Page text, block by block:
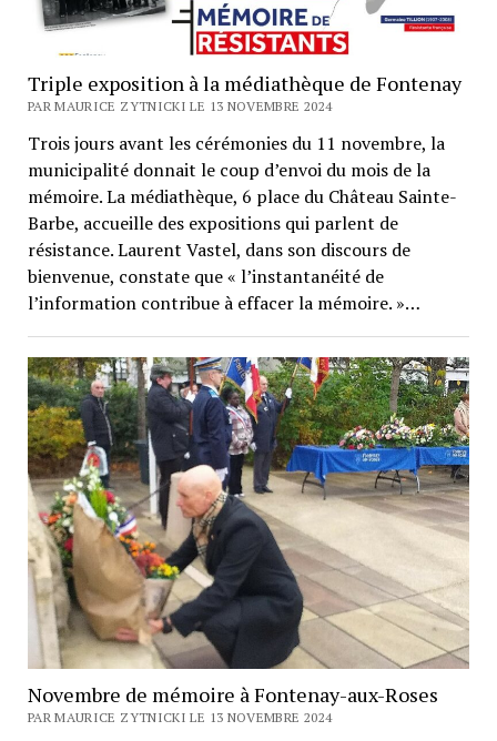
Triple exposition à la médiathèque de Fontenay
PAR MAURICE ZYTNICKI LE 13 NOVEMBRE 2024
Trois jours avant les cérémonies du 11 novembre, la
municipalité donnait le coup d’envoi du mois de la
mémoire. La médiathèque, 6 place du Château Sainte-
Barbe, accueille des expositions qui parlent de
résistance. Laurent Vastel, dans son discours de
bienvenue, constate que « l’instantanéité de
l’information contribue à effacer la mémoire. »…
Novembre de mémoire à Fontenay-aux-Roses
PAR MAURICE ZYTNICKI LE 13 NOVEMBRE 2024